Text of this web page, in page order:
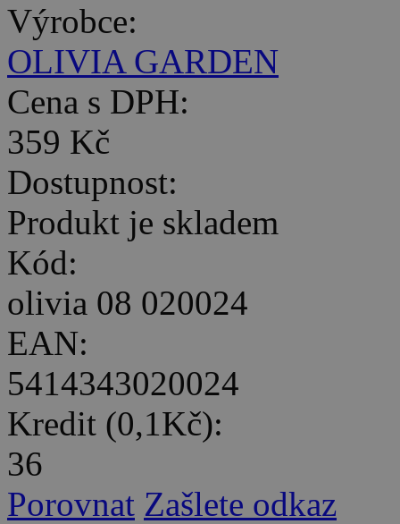
Výrobce:
OLIVIA GARDEN
Cena s DPH:
359 Kč
Dostupnost:
Produkt je skladem
Kód:
olivia 08 020024
EAN:
5414343020024
Kredit (0,1Kč):
36
Porovnat Zašlete odkaz